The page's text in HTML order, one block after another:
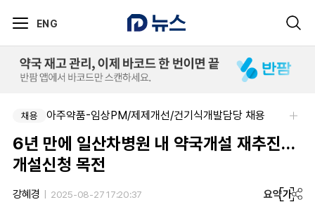
ENG
채용 아주약품-임상PM/제제개선/건기식개발담당 채용
6년 만에 일산차병원 내 약국개설 재추진…
개설신청 목전
강혜경 2025-08-27 17:20:37 요약가